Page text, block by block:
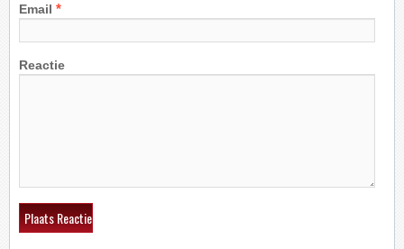
Email *
Reactie